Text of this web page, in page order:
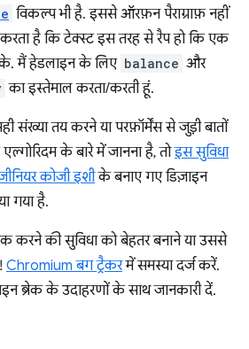
विकल्प भी है. इससे ऑरफ़न पैराग्राफ़ नहीं
है कि टेक्स्ट इस तरह से रैप हो कि एक
मैं हेडलाइन के लिए balance और
का इस्तेमाल करता/करती हूं.
संख्या तय करने या परफ़ॉर्मेंस से जुड़ी बातों
के बारे में जानना है, तोइस सुविधा
कोजी इशीके बनाए गए डिज़ाइन
गया है.
करने की सुविधा को बेहतर बनाने या उससे
Chromium बग ट्रैकरमें समस्या दर्ज करें.
ब्रेक के उदाहरणों के साथ जानकारी दें.